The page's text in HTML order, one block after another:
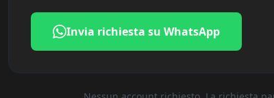
Invia richiesta su WhatsApp